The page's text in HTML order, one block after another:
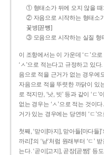
① 형태소가 뒤에 오지 않을 때
② 자음으로 시작하는 형태소
꽃병[꼳뼝]
③ 모음으로 시작하는 실질 형
이 조항에서는 이 가운데 ‘ㄷ’으
‘ㅅ’으로 적는다고 규정하고 있
음으로 적을 근거가 없는 경우에
자음으로 적을 뚜렷한 까닭이 있
로 적지만, ‘낫, 빗’ 등과 같이 ‘ㄷ
없는 경우는 ‘ㅅ’으로 적는 것이
거가 있는 경우에는 당연히 ‘ㄷ’
첫째, ‘맏이[마지], 맏아들[마다들]’
까리]’의 ‘낟’처럼 원래부터 ‘ㄷ’
는다. ‘곧이[고지], 곧장[곧짱]’ 등